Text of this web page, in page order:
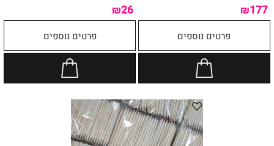
₪177
פרטים נוספים
₪26
פרטים נוספים